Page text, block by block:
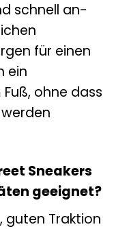
schnell an-
für einen
ein
ohne dass
Sneakers
geeignet?
guten Traktion